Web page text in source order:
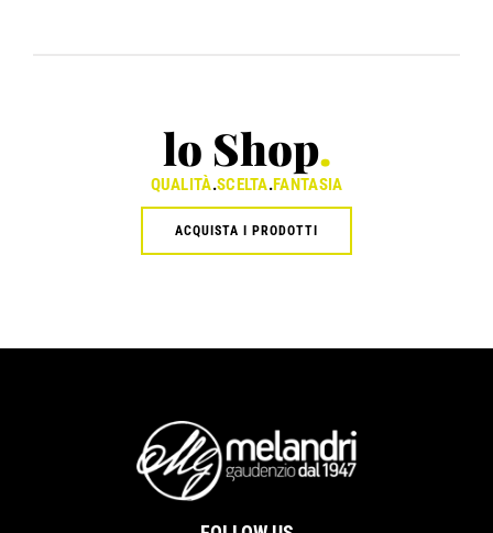
lo Shop.
QUALITÀ.SCELTA.FANTASIA
ACQUISTA I PRODOTTI